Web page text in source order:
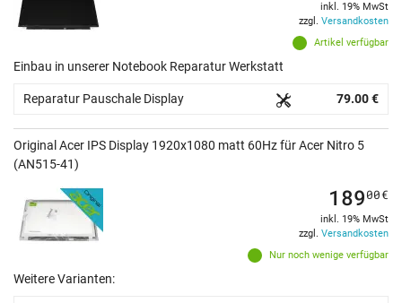
Artikel verfügbar
inkl. 19% MwSt
zzgl. Versandkosten
Einbau in unserer Notebook Reparatur Werkstatt
Reparatur Pauschale Display 79.00 €
Original Acer IPS Display 1920x1080 matt 60Hz für Acer Nitro 5
(AN515-41)
Nur noch wenige verfügbar
18900€
inkl. 19% MwSt
zzgl. Versandkosten
Weitere Varianten: